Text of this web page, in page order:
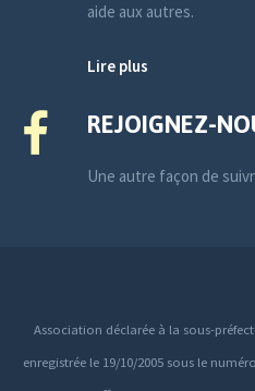
aide aux autres.
Lire plus
REJOIGNEZ-
Une autre façon de
Association déclarée à la sous-
enregistrée le 19/10/2005 sous le